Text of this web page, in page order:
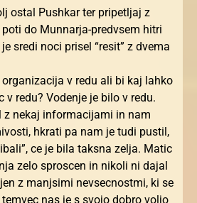
ostal Pushkar ter pripetljaj z
do Munnarja-predvsem hitri
sredi noci prisel “resit” z dvema
v redu ali bi kaj lahko
v redu? Vodenje je bilo v redu.
z nekaj informacijami in nam
hkrati pa nam je tudi pustil,
ce je bila taksna zelja. Matic
zelo sproscen in nikoli ni dajal
z manjsimi nevsecnostmi, ki se
nas je s svojo dobro voljo